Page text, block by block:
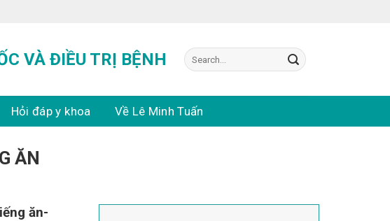
VÀ ĐIỀU TRỊ BỆNH
Search
for:
Hỏi đáp y khoa Về Lê Minh Tuấn
ĂN
ăn-